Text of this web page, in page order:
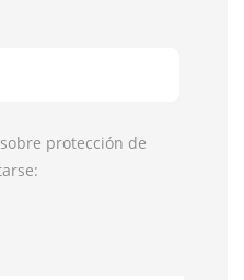
protección de